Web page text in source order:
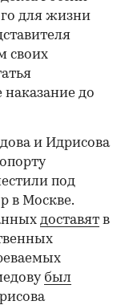
для жизни
своих
наказание до
и Идрисова
под
в Москве.
доставят в
был